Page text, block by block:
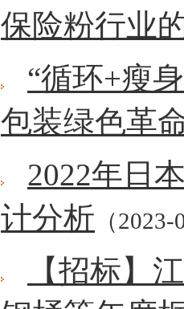
保险粉行业
“循环+瘦
包装绿色革
2022年日
计分析 （
【招标】